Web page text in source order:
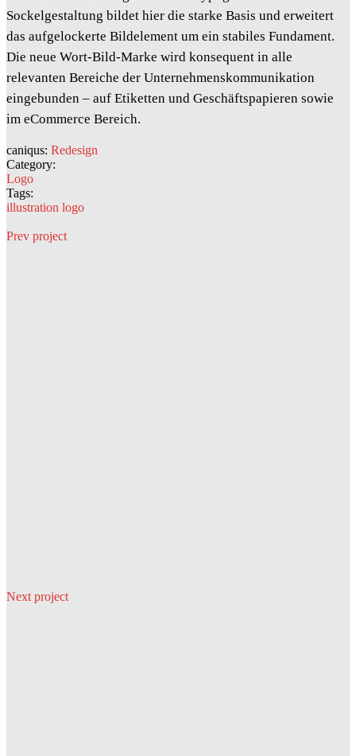
Sockelgestaltung bildet hier die starke Basis und erweitert
das aufgelockerte Bildelement um ein stabiles Fundament.
Die neue Wort-Bild-Marke wird konsequent in alle
relevanten Bereiche der Unternehmenskommunikation
eingebunden – auf Etiketten und Geschäftspapieren sowie
im eCommerce Bereich.
caniqus: Redesign
Category:
Logo
Tags:
illustration logo
Prev project
Next project